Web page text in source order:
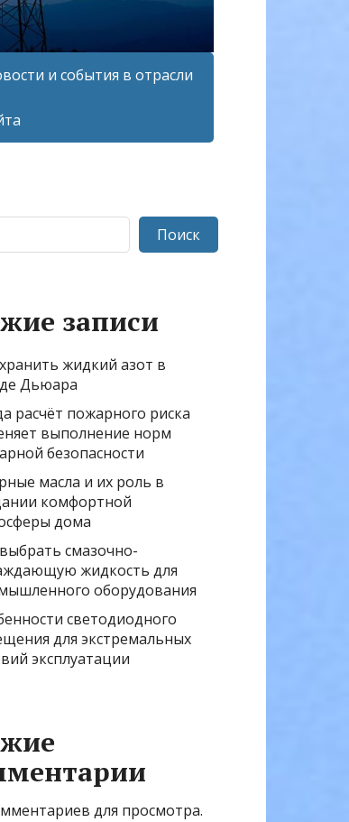
и события в отрасли
Поиск
записи
жидкий азот в
Дьюара
расчёт пожарного риска
выполнение норм
безопасности
масла и их роль в
комфортной
дома
смазочно-
жидкость для
оборудования
светодиодного
для экстремальных
эксплуатации
для просмотра.